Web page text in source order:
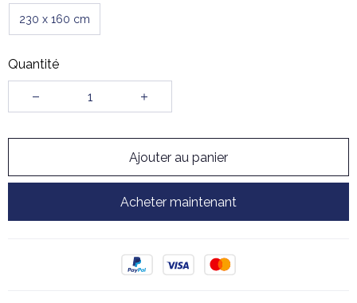
230 x 160 cm
Quantité
Ajouter au panier
Acheter maintenant